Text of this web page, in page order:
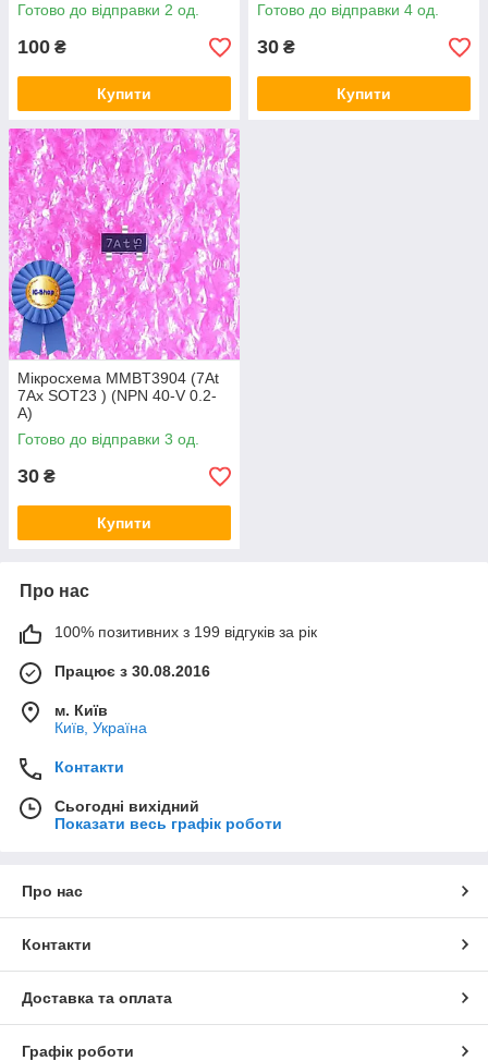
Готово до відправки 2 од.
100 ₴
Купити
Готово до відправки 4 од.
30 ₴
Купити
Мікросхема MMBT3904 (7At
7Ax SOT23 ) (NPN 40-V 0.2-
A)
Готово до відправки 3 од.
30 ₴
Купити
Про нас
100% позитивних з 199 відгуків за рік
Працює з 30.08.2016
м. Київ
Київ, Україна
Контакти
Сьогодні вихідний
Показати весь графік роботи
Про нас
Контакти
Доставка та оплата
Графік роботи